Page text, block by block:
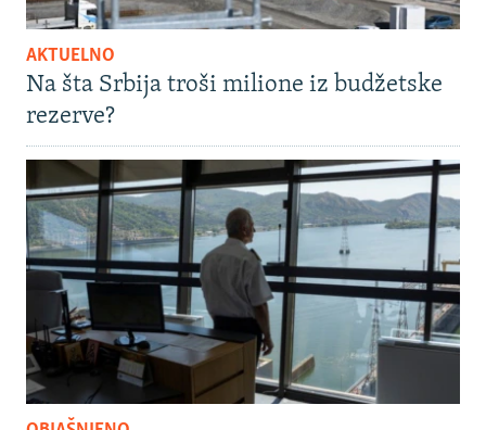
AKTUELNO
Na šta Srbija troši milione iz budžetske
rezerve?